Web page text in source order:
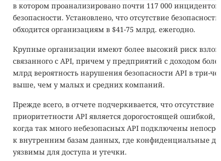
в котором проанализировано почти 117 000 инцидентов
безопасности. Установлено, что отсутствие
обходится организациям в $41-75 млрд. ежегодно.
Крупные организации имеют более высокий риск
связанного с API, причем у предприятий с доходом
млрд вероятность нарушения безопасности API в три-
выше, чем у малых и средних компаний.
Прежде всего, в отчете подчеркивается, что отсутствие
приоритетности API является дорогостоящей ошибкой,
когда так много небезопасных API подключены
к внутренним базам данных, где конфиденциальные
уязвимы для доступа и утечки.